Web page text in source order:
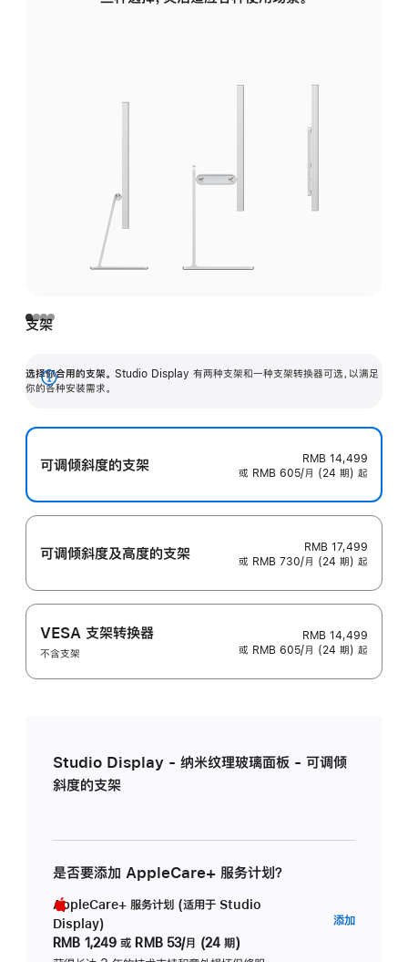
支架
选择你合用的支架。 Studio Display 有两种支架和一种支架转换器可选，以满足
你的各种安装需求。
展
可调倾斜度的支架
RMB 14,499
或 RMB 605/月 (24 期) 起
可调倾斜度及高‍度的支‍架
RMB 17,499
或 RMB 730/月 (24 期) 起
VESA 支架转换器
不含支架
RMB 14,499
或 RMB 605/月 (24 期) 起
Studio Display - 纳米纹理玻璃面板 - 可调倾
斜度的支架
是否要添加 AppleCare+ 服务计划？
AppleCare+ 服务计划 (适用于 Studio
Display)
RMB 1,249 或 RMB 53/月 (24 期)
添加